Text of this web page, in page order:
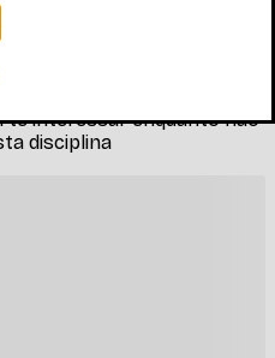
te interessar enquanto não
disciplina